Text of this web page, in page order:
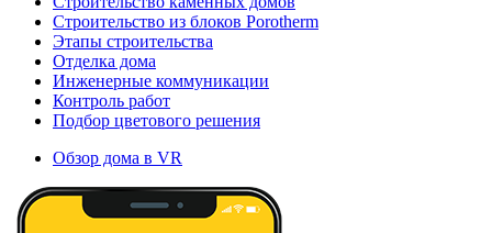
Строительство из блоков Porotherm
Этапы строительства
Отделка дома
Инженерные коммуникации
Контроль работ
Подбор цветового решения
Обзор дома в VR